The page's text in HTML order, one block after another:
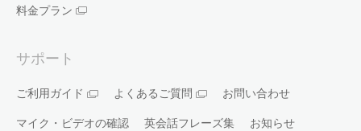
料金プラン
サポート
ご利用ガイド よくあるご質問
お問い合わせ
マイク・ビデオの確認
英会話フレーズ集 お知らせ